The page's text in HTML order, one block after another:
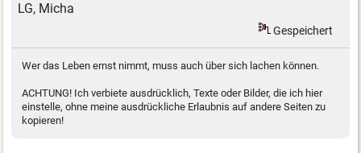
LG, Micha
Gespeichert
Wer das Leben ernst nimmt, muss auch über sich lachen können.
ACHTUNG! Ich verbiete ausdrücklich, Texte oder Bilder, die ich hier
einstelle, ohne meine ausdrückliche Erlaubnis auf andere Seiten zu
kopieren!